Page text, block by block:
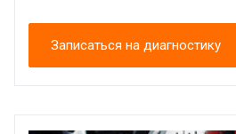
Записаться на диагностику